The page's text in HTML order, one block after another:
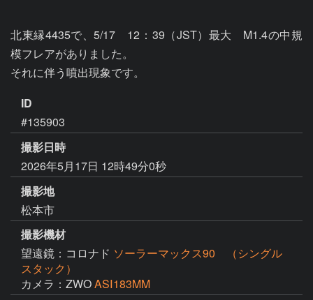
北東縁4435で、5/17　12：39（JST）最大　M1.4の中規
模フレアがありました。
それに伴う噴出現象です。
ID
#135903
撮影日時
2026年5月17日 12時49分0秒
撮影地
松本市
撮影機材
望遠鏡：コロナド ソーラーマックス90 （シングル
スタック）
カメラ：ZWOASⅠ183MM